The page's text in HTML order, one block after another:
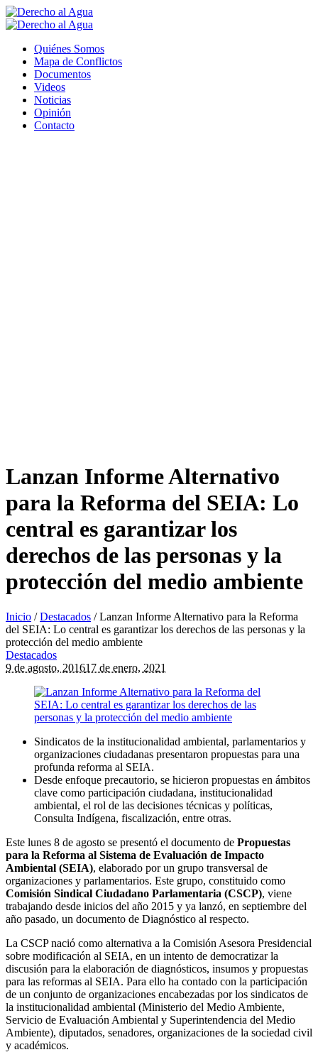
Quiénes Somos
Mapa de Conflictos
Documentos
Videos
Noticias
Opinión
Contacto
Lanzan Informe Alternativo
para la Reforma del SEIA: Lo
central es garantizar los
derechos de las personas y la
protección del medio ambiente
Inicio /Destacados /Lanzan Informe Alternativo para la Reforma
del SEIA: Lo central es garantizar los derechos de las personas y la
protección del medio ambiente
Destacados
9 de agosto, 201617 de enero, 2021
Sindicatos de la institucionalidad ambiental, parlamentarios y
organizaciones ciudadanas presentaron propuestas para una
profunda reforma al SEIA.
Desde enfoque precautorio, se hicieron propuestas en ámbitos
clave como participación ciudadana, institucionalidad
ambiental, el rol de las decisiones técnicas y políticas,
Consulta Indígena, fiscalización, entre otras.
Este lunes 8 de agosto se presentó el documento de Propuestas
para la Reforma al Sistema de Evaluación de Impacto
Ambiental (SEIA), elaborado por un grupo transversal de
organizaciones y parlamentarios. Este grupo, constituido como
Comisión Sindical Ciudadano Parlamentaria (CSCP), viene
trabajando desde inicios del año 2015 y ya lanzó, en septiembre del
año pasado, un documento de Diagnóstico al respecto.
La CSCP nació como alternativa a la Comisión Asesora Presidencial
sobre modificación al SEIA, en un intento de democratizar la
discusión para la elaboración de diagnósticos, insumos y propuestas
para las reformas al SEIA. Para ello ha contado con la participación
de un conjunto de organizaciones encabezadas por los sindicatos de
la institucionalidad ambiental (Ministerio del Medio Ambiente,
Servicio de Evaluación Ambiental y Superintendencia del Medio
Ambiente), diputados, senadores, organizaciones de la sociedad civil
y académicos.